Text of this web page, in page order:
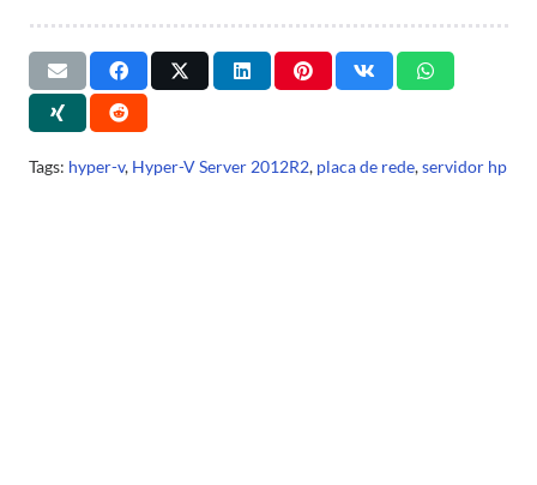
Tags: hyper-v, Hyper-V Server 2012R2, placa de rede,servidor hp